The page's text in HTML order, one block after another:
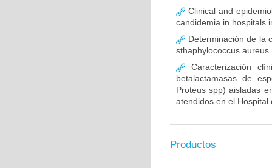
Clinical and
candidemia in hospitals
Determinación de la
sthaphylococcus
Caracterización
betalactamasas de
Proteus spp) aisladas
atendidos en el
Productos